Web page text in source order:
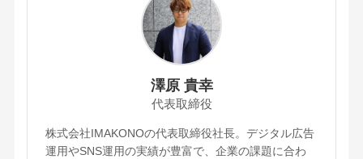
澤原 貴幸
代表取締役
株式会社IMAKONOの代表取締役社長。デジタル広告
運用やSNS運用の実績が豊富で、企業の課題に合わ